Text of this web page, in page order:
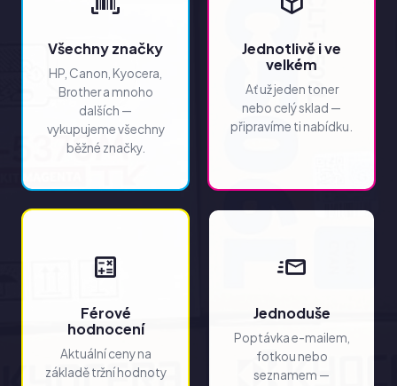
Všechny značky
HP, Canon, Kyocera,
Brother a mnoho
dalších —
vykupujeme všechny
běžné značky.
Jednotlivě i ve
velkém
Ať už jeden toner
nebo celý sklad —
připravíme ti nabídku.
Férové
hodnocení
Aktuální ceny na
základě tržní hodnoty
Jednoduše
Poptávka e-mailem,
fotkou nebo
seznamem —